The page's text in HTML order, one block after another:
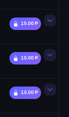
15.00 Ᵽ
15.00 Ᵽ
15.00 Ᵽ